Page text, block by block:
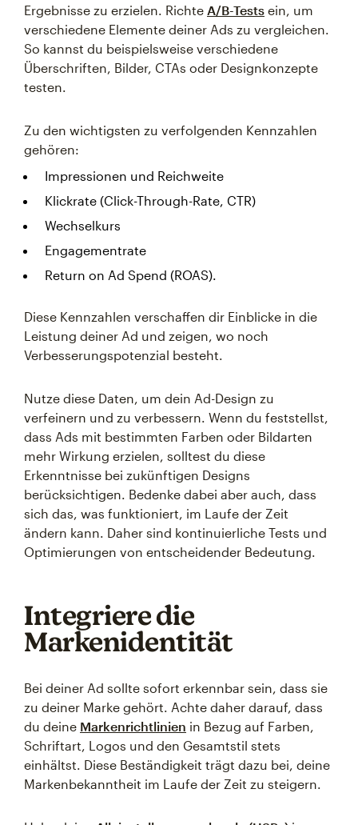
Ergebnisse zu erzielen. Richte A/B-Tests ein, um
verschiedene Elemente deiner Ads zu vergleichen.
So kannst du beispielsweise verschiedene
Überschriften, Bilder, CTAs oder Designkonzepte
testen.
Zu den wichtigsten zu verfolgenden Kennzahlen
gehören:
Impressionen und Reichweite
Klickrate (Click-Through-Rate, CTR)
Wechselkurs
Engagementrate
Return on Ad Spend (ROAS).
Diese Kennzahlen verschaffen dir Einblicke in die
Leistung deiner Ad und zeigen, wo noch
Verbesserungspotenzial besteht.
Nutze diese Daten, um dein Ad-Design zu
verfeinern und zu verbessern. Wenn du feststellst,
dass Ads mit bestimmten Farben oder Bildarten
mehr Wirkung erzielen, solltest du diese
Erkenntnisse bei zukünftigen Designs
berücksichtigen. Bedenke dabei aber auch, dass
sich das, was funktioniert, im Laufe der Zeit
ändern kann. Daher sind kontinuierliche Tests und
Optimierungen von entscheidender Bedeutung.
Integriere die
Markenidentität
Bei deiner Ad sollte sofort erkennbar sein, dass sie
zu deiner Marke gehört. Achte daher darauf, dass
du deine Markenrichtlinien in Bezug auf Farben,
Schriftart, Logos und den Gesamtstil stets
einhältst. Diese Beständigkeit trägt dazu bei, deine
Markenbekanntheit im Laufe der Zeit zu steigern.